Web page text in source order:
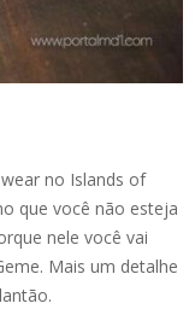
no Islands of
que você não esteja
nele você vai
Mais um detalhe